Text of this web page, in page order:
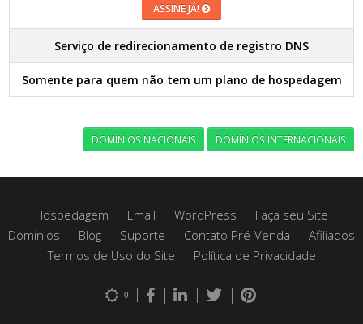
ASSINE JÁ!
Serviço de redirecionamento de registro DNS
Somente para quem não tem um plano de hospedagem
DOMÍNIOS NACIONAIS DOMÍNIOS INTERNACIONAIS
Hospedagem Email WordPress
Faça seu Site
Domínios
Blog Suporte Contato Pré-Venda
Afiliados
Termos de Uso do Site
Política de Privacidade
0